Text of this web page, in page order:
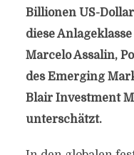
Billionen US-
diese
Marcelo Assalin,
des Emerging
Blair Investment
unterschätzt.